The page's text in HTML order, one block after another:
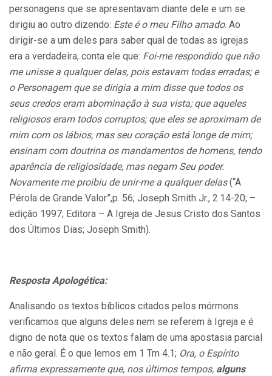
personagens que se apresentavam diante dele e um se
dirigiu ao outro dizendo: Este é o meu Filho amado. Ao
dirigir-se a um deles para saber qual de todas as igrejas
era a verdadeira, conta ele que: Foi-me respondido que não
me unisse a qualquer delas, pois estavam todas erradas; e
o Personagem que se dirigia a mim disse que todos os
seus credos eram abominação à sua vista; que aqueles
religiosos eram todos corruptos; que eles se aproximam de
mim com os lábios, mas seu coração está longe de mim;
ensinam com doutrina os mandamentos de homens, tendo
aparência de religiosidade, mas negam Seu poder.
Novamente me proibiu de unir-me a qualquer delas(“A
Pérola de Grande Valor”,p. 56; Joseph Smith Jr., 2.14-20; –
edição 1997; Editora – A Igreja de Jesus Cristo dos Santos
dos Últimos Dias; Joseph Smith).
Resposta Apologética:
Analisando os textos bíblicos citados pelos mórmons
verificamos que alguns deles nem se referem à Igreja e é
digno de nota que os textos falam de uma apostasia parcial
e não geral. É o que lemos em 1 Tm 4.1; Ora, o Espírito
afirma expressamente que, nos últimos tempos, alguns